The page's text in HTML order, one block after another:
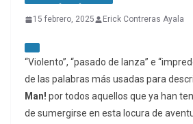
15 febrero, 2025 Erick Contreras Ayala
“Violento”, “pasado de lanza” e
de las palabras más usadas para
Man! por todos aquellos que ya han
de sumergirse en esta locura de